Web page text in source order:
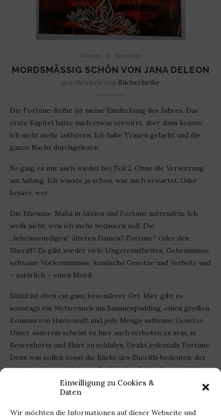
Einwilligung zu Cookies &
Daten
Wir möchten die Informationen auf dieser Webseite und
Diverses Rezension
MORDSMÄSSIG SCHÖN VON JANA DELEON
geschrieben von Bücherheike
Die Fortune-Reihe ist meine Entdeckung des Jahres. Das
erste Kapitel hatte mich etwas verwirrt, aber dann konnte
ich nicht mehr aufhören. Ich habe Tränen gelacht und die
ganze Nacht durchgelesen.
So ging es mir auch wieder bei Teil 2. Ohne die Verwirrung
am Anfang. Ich wusste ja schon, was mich erwartet. Oder
besser, wer.
Die Rheuma- Mafia in Aktion und Fortune mittendrin. Ich
weiß nicht, wen ich mehr bedauern soll. Die
„liebenswürdigen“ älteren Damen? Fortune? Oder den
Sheriff? Es gibt wieder viele Ungereimtheiten, Geheimnisse,
seltsame Vorkommnisse, komische Gesetze und Verbote und
– natürlich – einen Mord.
Sinful ist eben ein ganz besonderer Ort. Hier gibt es
sonntags ein Wettrennen um Bananenpudding, einen großen
Konsum von Hustensaft und jede Menge seltsame Gesetze.
Unter anderem scheint es hier auch verboten zu sein, in
Boxershorts und Shirt zu schlafen. Denkt jedenfalls Fortune.
Denn was sollen sonst die Blicke des Sheriffs bedeuten, der
sie öfter in verschiedenen Stadien der Bekleidung sieht?
Die Reihe muss unbedingt auf eure „unbedingt lesen“ Liste.